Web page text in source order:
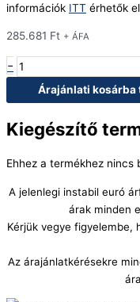
információk ITT érhetők
285.681 Ft + ÁFA
-
Árajánlati kosárba
Kiegészítő
Ehhez a termékhez nincs
A jelenlegi instabil euró
árak minden
Kérjük vegye figyelembe,
Az árajánlatkérésekre